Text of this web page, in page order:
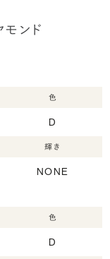
モンド
色
D
輝き
NONE
色
D